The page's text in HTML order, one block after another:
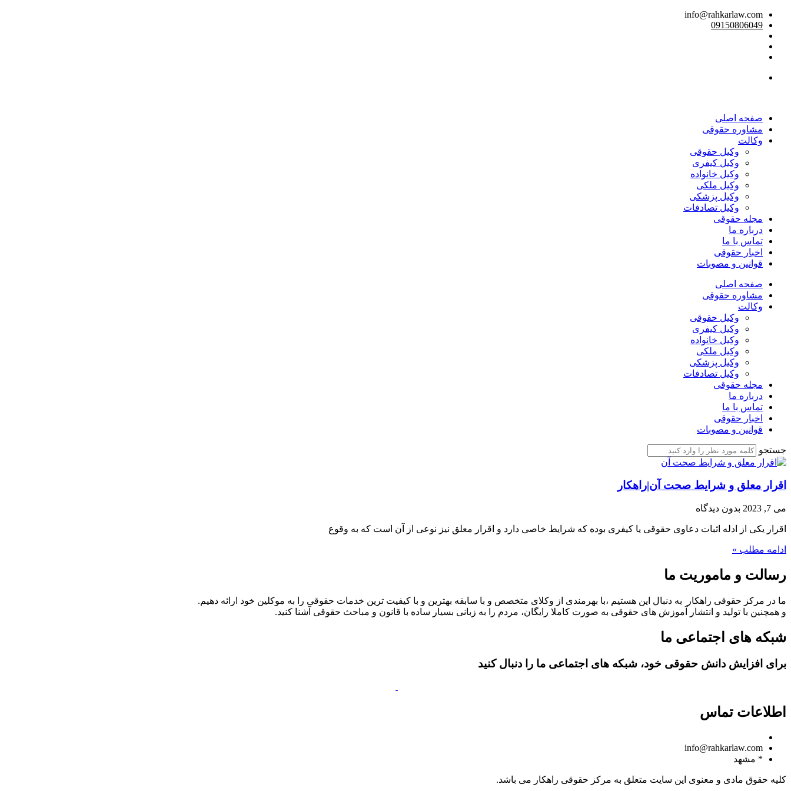
info@rahkarlaw.com
09150806049
صفحه اصلی
مشاوره حقوقی
وکالت
وکیل حقوقی
وکیل کیفری
وکیل خانواده
وکیل ملکی
وکیل پزشکی
وکیل تصادفات
مجله حقوقی
درباره ما
تماس با ما
اخبار حقوقی
قوانین و مصوبات
صفحه اصلی
مشاوره حقوقی
وکالت
وکیل حقوقی
وکیل کیفری
وکیل خانواده
وکیل ملکی
وکیل پزشکی
وکیل تصادفات
مجله حقوقی
درباره ما
تماس با ما
اخبار حقوقی
قوانین و مصوبات
جستجو
اقرار معلق و شرایط صحت آن|راهکار
می 7, 2023 بدون دیدگاه
اقرار یکی از ادله اثبات دعاوی حقوقی یا کیفری بوده که شرایط خاصی دارد و اقرار معلق نیز نوعی از آن است که به وقوع
ادامه مطلب »
رسالت و ماموریت ما
ما در مرکز حقوقی راهکار به دنبال این هستیم ،با بهرمندی از وکلای متخصص و با سابقه بهترین و با کیفیت ترین خدمات حقوقی را به موکلین خود ارائه دهیم.
و همچنین با تولید و انتشار آموزش های حقوقی به صورت کاملا رایگان، مردم را به زبانی بسیار ساده با قانون و مباحث حقوقی آشنا کنید.
شبکه های اجتماعی ما
برای افزایش دانش حقوقی خود، شبکه های اجتماعی ما را دنبال کنید
اطلاعات تماس
info@rahkarlaw.com
* مشهد
کلیه حقوق مادی و معنوی این سایت متعلق به مرکز حقوقی راهکار می باشد.